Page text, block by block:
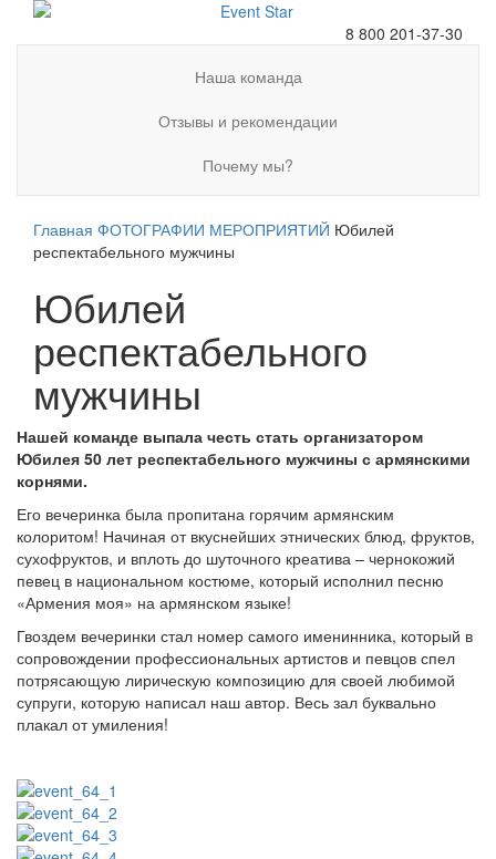
8 800 201-37-30
Наша команда
Отзывы и рекомендации
Почему мы?
Главная ФОТОГРАФИИ МЕРОПРИЯТИЙ Юбилей
респектабельного мужчины
Юбилей
респектабельного
мужчины
Нашей команде выпала честь стать организатором
Юбилея 50 лет респектабельного мужчины с армянскими
корнями.
Его вечеринка была пропитана горячим армянским
колоритом! Начиная от вкуснейших этнических блюд, фруктов,
сухофруктов, и вплоть до шуточного креатива – чернокожий
певец в национальном костюме, который исполнил песню
«Армения моя» на армянском языке!
Гвоздем вечеринки стал номер самого именинника, который в
сопровождении профессиональных артистов и певцов спел
потрясающую лирическую композицию для своей любимой
супруги, которую написал наш автор. Весь зал буквально
плакал от умиления!